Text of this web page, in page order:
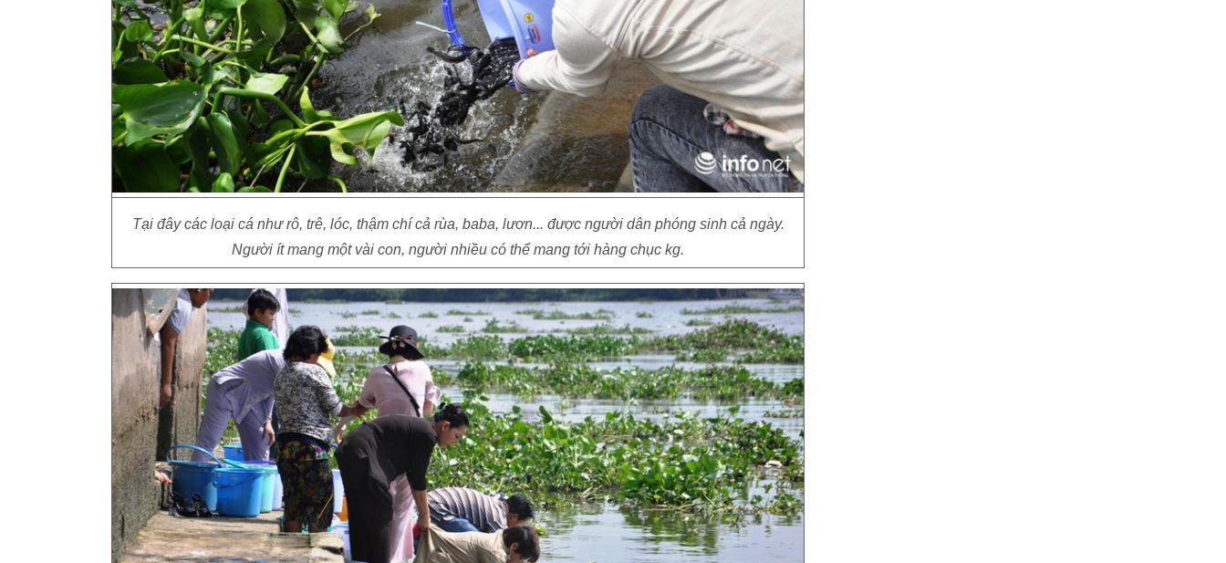
Tại đây các loại cá như rô, trê, lóc, thậm chí cả rùa, baba, lươn... được người dân phóng sinh cả ngày.
Người ít mang một vài con, người nhiều có thể mang tới hàng chục kg.